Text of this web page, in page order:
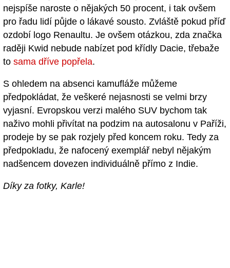
nejspíše naroste o nějakých 50 procent, i tak ovšem
pro řadu lidí půjde o lákavé sousto. Zvláště pokud příď
ozdobí logo Renaultu. Je ovšem otázkou, zda značka
raději Kwid nebude nabízet pod křídly Dacie, třebaže
to sama dříve popřela.
S ohledem na absenci kamufláže můžeme
předpokládat, že veškeré nejasnosti se velmi brzy
vyjasní. Evropskou verzi malého SUV bychom tak
naživo mohli přivítat na podzim na autosalonu v Paříži,
prodeje by se pak rozjely před koncem roku. Tedy za
předpokladu, že nafocený exemplář nebyl nějakým
nadšencem dovezen individuálně přímo z Indie.
Díky za fotky, Karle!